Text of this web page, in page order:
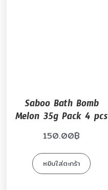
Saboo Bath Bomb
Melon 35g Pack 4 pcs
150.00฿
หยิบใส่ตะกร้า